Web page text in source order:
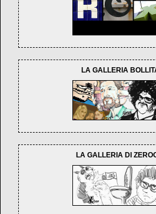
LA GALLERIA
LA GALLERIA DI